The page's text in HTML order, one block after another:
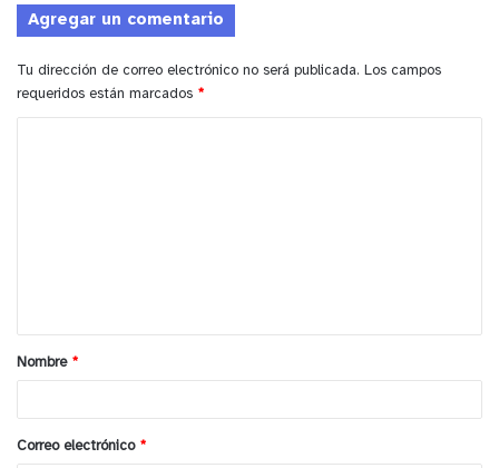
Agregar un comentario
Tu dirección de correo electrónico no será publicada. Los campos
requeridos están marcados *
a
rNombre *
Correo electrónico *